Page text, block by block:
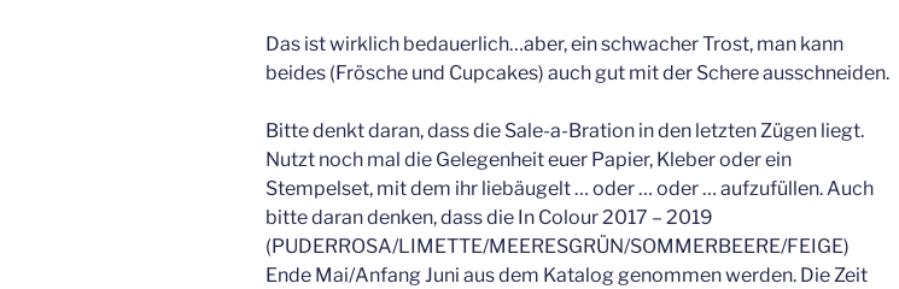
Das ist wirklich bedauerlich…aber, ein schwacher Trost, man kann
beides (Frösche und Cupcakes) auch gut mit der Schere ausschneiden.
Bitte denkt daran, dass die Sale-a-Bration in den letzten Zügen liegt.
Nutzt noch mal die Gelegenheit euer Papier, Kleber oder ein
Stempelset, mit dem ihr liebäugelt … oder … oder … aufzufüllen. Auch
bitte daran denken, dass die In Colour 2017 – 2019
(PUDERROSA/LIMETTE/MEERESGRÜN/SOMMERBEERE/FEIGE)
Ende Mai/Anfang Juni aus dem Katalog genommen werden. Die Zeit